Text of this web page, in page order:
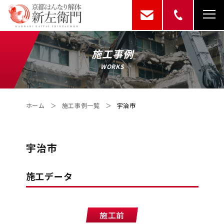
施工事例
WORKS
ホーム ＞ 施工事例一覧 ＞ 宇治市
宇治市
施工データ
施工前